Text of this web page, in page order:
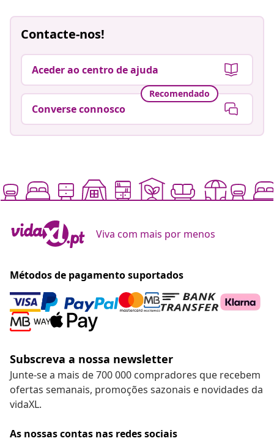
Contacte-nos!
Aceder ao centro de ajuda
Recomendado
Converse connosco
Viva com mais por menos
Métodos de pagamento suportados
Subscreva a nossa newsletter
Junte-se a mais de 700 000 compradores que recebem
ofertas semanais, promoções sazonais e novidades da
vidaXL.
As nossas contas nas redes sociais